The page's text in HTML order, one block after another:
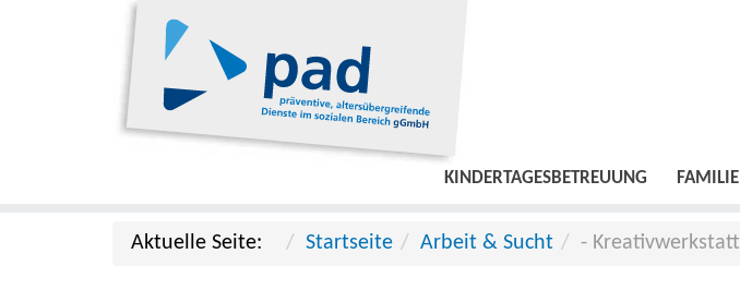
KINDERTAGESBETREUUNG FAMILIE
Aktuelle Seite: Startseite Arbeit & Sucht - Kreativwerkstatt